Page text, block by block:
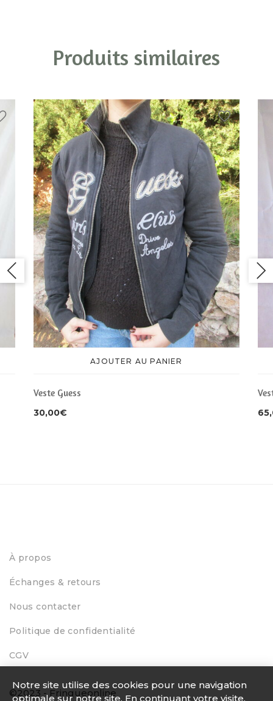
Produits similaires
AJOUTER AU PANIER
Veste Guess
30,00€
À propos
Échanges & retours
Nous contacter
Politique de confidentialité
CGV
©2023 - Fringueonline
Notre site utilise des cookies pour une navigation
optimale sur notre site. En continuant votre visite,